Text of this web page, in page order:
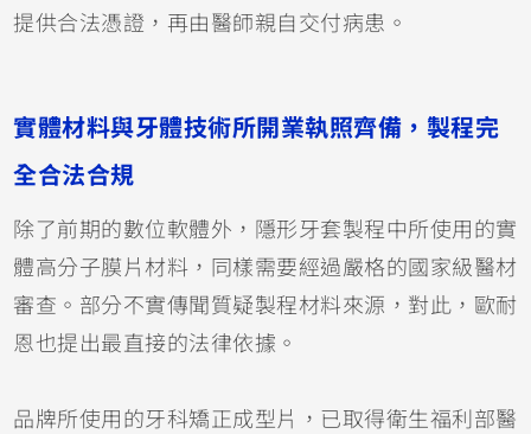
提供合法憑證，再由醫師親自交付病患。
實體材料與牙體技術所開業執照齊備，製程完
全合法合規
除了前期的數位軟體外，隱形牙套製程中所使用的實
體高分子膜片材料，同樣需要經過嚴格的國家級醫材
審查。部分不實傳聞質疑製程材料來源，對此，歐耐
恩也提出最直接的法律依據。
品牌所使用的牙科矯正成型片，已取得衛生福利部醫